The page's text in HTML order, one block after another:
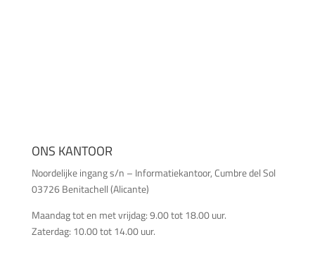
ONS KANTOOR
Noordelijke ingang s/n – Informatiekantoor, Cumbre del Sol
03726 Benitachell (Alicante)
Maandag tot en met vrijdag: 9.00 tot 18.00 uur.
Zaterdag: 10.00 tot 14.00 uur.